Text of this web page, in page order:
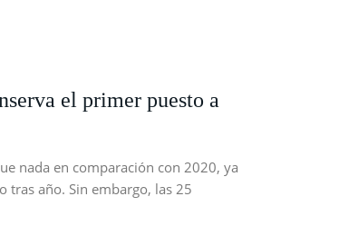
el primer puesto a
nada en comparación con 2020, ya
tras año. Sin embargo, las 25